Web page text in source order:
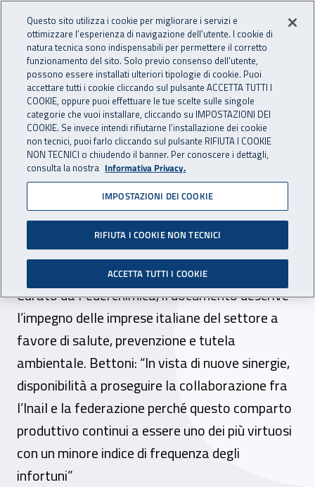
INAIL - Istituto Nazionale
Apri cerca
Navigazione principale
Navigazione - Ti trovi in:
Home Inail comunica News
10 novembre 2022
Sicurezza nell’industria
chimica, presentato il 28°
Rapporto Responsible Care
Curato da Federchimica, il documento descrive
l’impegno delle imprese italiane del settore a
favore di salute, prevenzione e tutela
ambientale. Bettoni: “In vista di nuove sinergie,
disponibilità a proseguire la collaborazione fra
l’Inail e la federazione perché questo comparto
produttivo continui a essere uno dei più virtuosi
con un minore indice di frequenza degli
infortuni”
Questo sito utilizza i cookie per migliorare i servizi e
ottimizzare l’esperienza di navigazione dell’utente. I cookie di
natura tecnica sono indispensabili per permettere il corretto
funzionamento del sito. Solo previo consenso dell’utente,
possono essere installati ulteriori tipologie di cookie. Puoi
accettare tutti i cookie cliccando sul pulsante ACCETTA TUTTI I
COOKIE, oppure puoi effettuare le tue scelte sulle singole
categorie che vuoi installare, cliccando su IMPOSTAZIONI DEI
COOKIE. Se invece intendi rifiutarne l’installazione dei cookie
non tecnici, puoi farlo cliccando sul pulsante RIFIUTA I COOKIE
NON TECNICI o chiudendo il banner. Per conoscere i dettagli,
consulta la nostra Informativa Privacy.
IMPOSTAZIONI DEI COOKIE
RIFIUTA I COOKIE NON TECNICI
ACCETTA TUTTI I COOKIE